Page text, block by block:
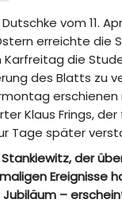
vom 11.
erreichte
die
des Blatts zu
Klaus Frings,
Tage später
der
–